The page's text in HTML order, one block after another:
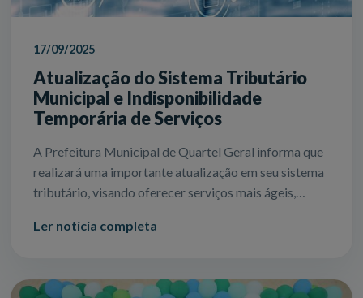
17/09/2025
Atualização do Sistema Tributário
Municipal e Indisponibilidade
Temporária de Serviços
A Prefeitura Municipal de Quartel Geral informa que
realizará uma importante atualização em seu sistema
tributário, visando oferecer serviços mais ágeis,
Ler notícia completa